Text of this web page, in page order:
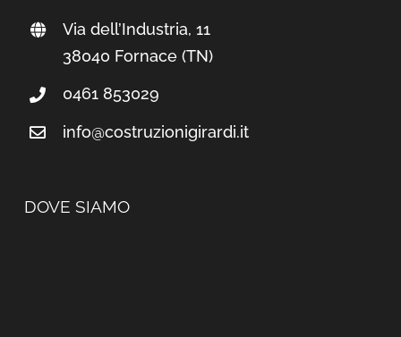
Via dell’Industria, 11
38040 Fornace (TN)
0461 853029
info@costruzionigirardi.it
DOVE SIAMO